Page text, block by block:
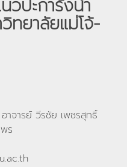
วปะการังน้ำ
ทยาลัยแม่โจ้-
าจารย์ วีรชัย เพชรสุทธิ์
ร